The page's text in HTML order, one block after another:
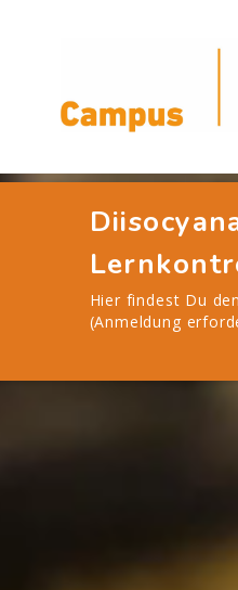
Hier findest Du
(Anmeldung